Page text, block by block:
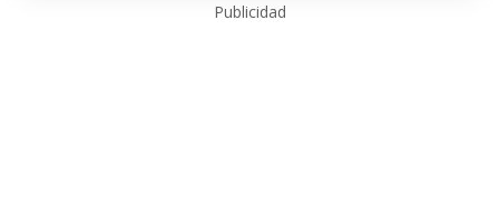
Publicidad